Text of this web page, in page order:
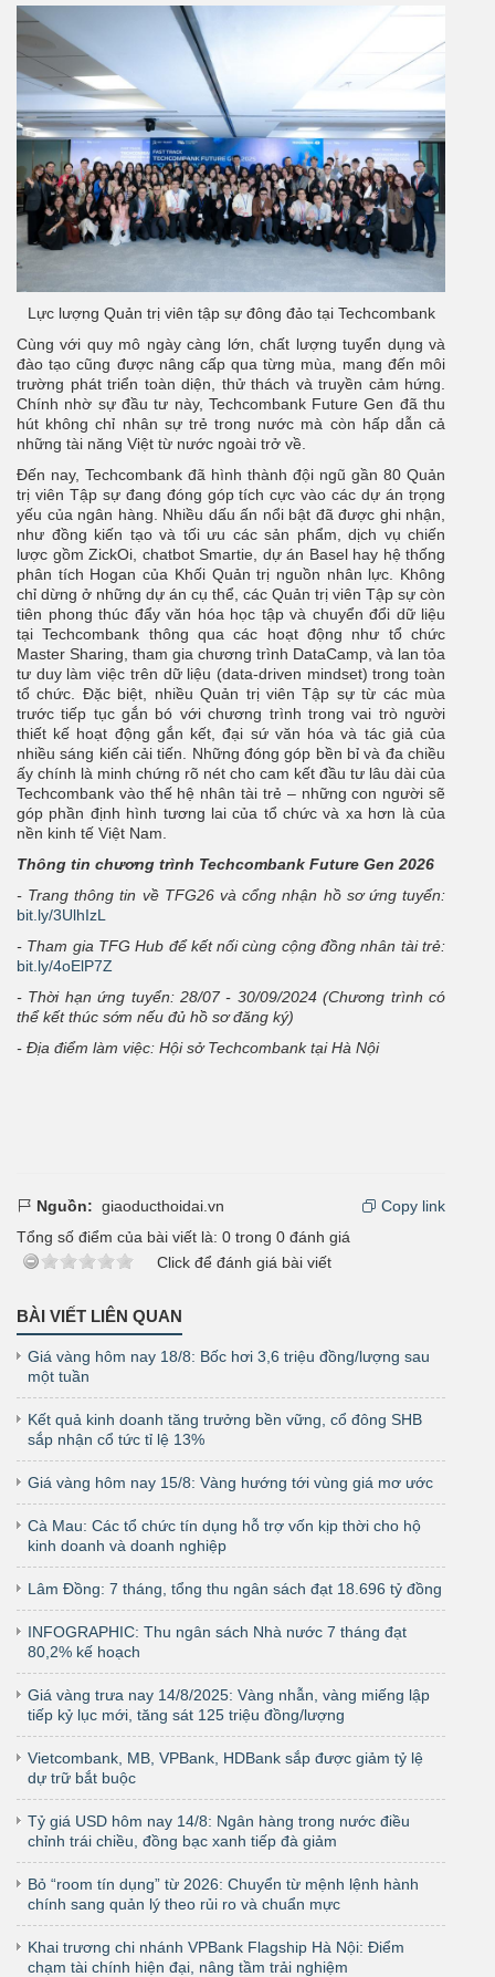
Lực lượng Quản trị viên tập sự đông đảo tại Techcombank
Cùng với quy mô ngày càng lớn, chất lượng tuyển dụng và
đào tạo cũng được nâng cấp qua từng mùa, mang đến môi
trường phát triển toàn diện, thử thách và truyền cảm hứng.
Chính nhờ sự đầu tư này, Techcombank Future Gen đã thu
hút không chỉ nhân sự trẻ trong nước mà còn hấp dẫn cả
những tài năng Việt từ nước ngoài trở về.
Đến nay, Techcombank đã hình thành đội ngũ gần 80 Quản
trị viên Tập sự đang đóng góp tích cực vào các dự án trọng
yếu của ngân hàng. Nhiều dấu ấn nổi bật đã được ghi nhận,
như đồng kiến tạo và tối ưu các sản phẩm, dịch vụ chiến
lược gồm ZickOi, chatbot Smartie, dự án Basel hay hệ thống
phân tích Hogan của Khối Quản trị nguồn nhân lực. Không
chỉ dừng ở những dự án cụ thể, các Quản trị viên Tập sự còn
tiên phong thúc đẩy văn hóa học tập và chuyển đổi dữ liệu
tại Techcombank thông qua các hoạt động như tổ chức
Master Sharing, tham gia chương trình DataCamp, và lan tỏa
tư duy làm việc trên dữ liệu (data-driven mindset) trong toàn
tổ chức. Đặc biệt, nhiều Quản trị viên Tập sự từ các mùa
trước tiếp tục gắn bó với chương trình trong vai trò người
thiết kế hoạt động gắn kết, đại sứ văn hóa và tác giả của
nhiều sáng kiến cải tiến. Những đóng góp bền bỉ và đa chiều
ấy chính là minh chứng rõ nét cho cam kết đầu tư lâu dài của
Techcombank vào thế hệ nhân tài trẻ – những con người sẽ
góp phần định hình tương lai của tổ chức và xa hơn là của
nền kinh tế Việt Nam.
Thông tin chương trình Techcombank Future Gen 2026
- Trang thông tin về TFG26 và cổng nhận hồ sơ ứng tuyển:
bit.ly/3UlhIzL
- Tham gia TFG Hub để kết nối cùng cộng đồng nhân tài trẻ:
bit.ly/4oElP7Z
- Thời hạn ứng tuyển: 28/07 - 30/09/2024 (Chương trình có
thể kết thúc sớm nếu đủ hồ sơ đăng ký)
- Địa điểm làm việc: Hội sở Techcombank tại Hà Nội
Nguồn: giaoducthoidai.vn
Copy link
Tổng số điểm của bài viết là: 0 trong 0 đánh giá
Click để đánh giá bài viết
BÀI VIẾT LIÊN QUAN
Giá vàng hôm nay 18/8: Bốc hơi 3,6 triệu đồng/lượng sau
một tuần
Kết quả kinh doanh tăng trưởng bền vững, cổ đông SHB
sắp nhận cổ tức tỉ lệ 13%
Giá vàng hôm nay 15/8: Vàng hướng tới vùng giá mơ ước
Cà Mau: Các tổ chức tín dụng hỗ trợ vốn kịp thời cho hộ
kinh doanh và doanh nghiệp
Lâm Đồng: 7 tháng, tổng thu ngân sách đạt 18.696 tỷ đồng
INFOGRAPHIC: Thu ngân sách Nhà nước 7 tháng đạt
80,2% kế hoạch
Giá vàng trưa nay 14/8/2025: Vàng nhẫn, vàng miếng lập
tiếp kỷ lục mới, tăng sát 125 triệu đồng/lượng
Vietcombank, MB, VPBank, HDBank sắp được giảm tỷ lệ
dự trữ bắt buộc
Tỷ giá USD hôm nay 14/8: Ngân hàng trong nước điều
chỉnh trái chiều, đồng bạc xanh tiếp đà giảm
Bỏ “room tín dụng” từ 2026: Chuyển từ mệnh lệnh hành
chính sang quản lý theo rủi ro và chuẩn mực
Khai trương chi nhánh VPBank Flagship Hà Nội: Điểm
chạm tài chính hiện đại, nâng tầm trải nghiệm